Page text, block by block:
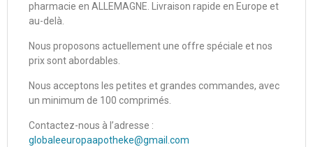
pharmacie en ALLEMAGNE. Livraison rapide en Europe et
au-delà.
Nous proposons actuellement une offre spéciale et nos
prix sont abordables.
Nous acceptons les petites et grandes commandes, avec
un minimum de 100 comprimés.
Contactez-nous à l’adresse :
globaleeuropaapotheke@gmail.com